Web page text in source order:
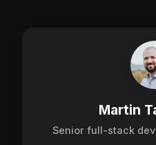
Martin
Senior full-stack